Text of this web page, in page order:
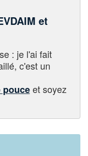
et
: je l'ai fait
c'est un
pouceet soyez